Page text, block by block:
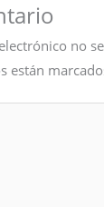
no
están